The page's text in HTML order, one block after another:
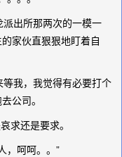
出所那两次的一模一
家伙直狠狠地盯着自
我，我觉得有必要打个
公司。
求还是要求。
，呵呵。。”